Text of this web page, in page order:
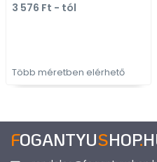
színes fém
3 576 Ft - tól
Több méretben elérhető
FOGANTYUSHOP.